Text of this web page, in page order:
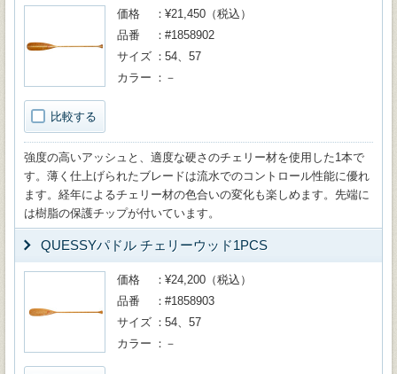
比較する
価格
¥21,450（税込）
品番
#1858902
サイズ
54、57
カラー
－
強度の高いアッシュと、適度な硬さのチェリー材を使用した1本で
す。薄く仕上げられたブレードは流水でのコントロール性能に優れ
ます。経年によるチェリー材の色合いの変化も楽しめます。先端に
は樹脂の保護チップが付いています。
QUESSYパドル チェリーウッド1PCS
価格
¥24,200（税込）
品番
#1858903
サイズ
54、57
カラー
－